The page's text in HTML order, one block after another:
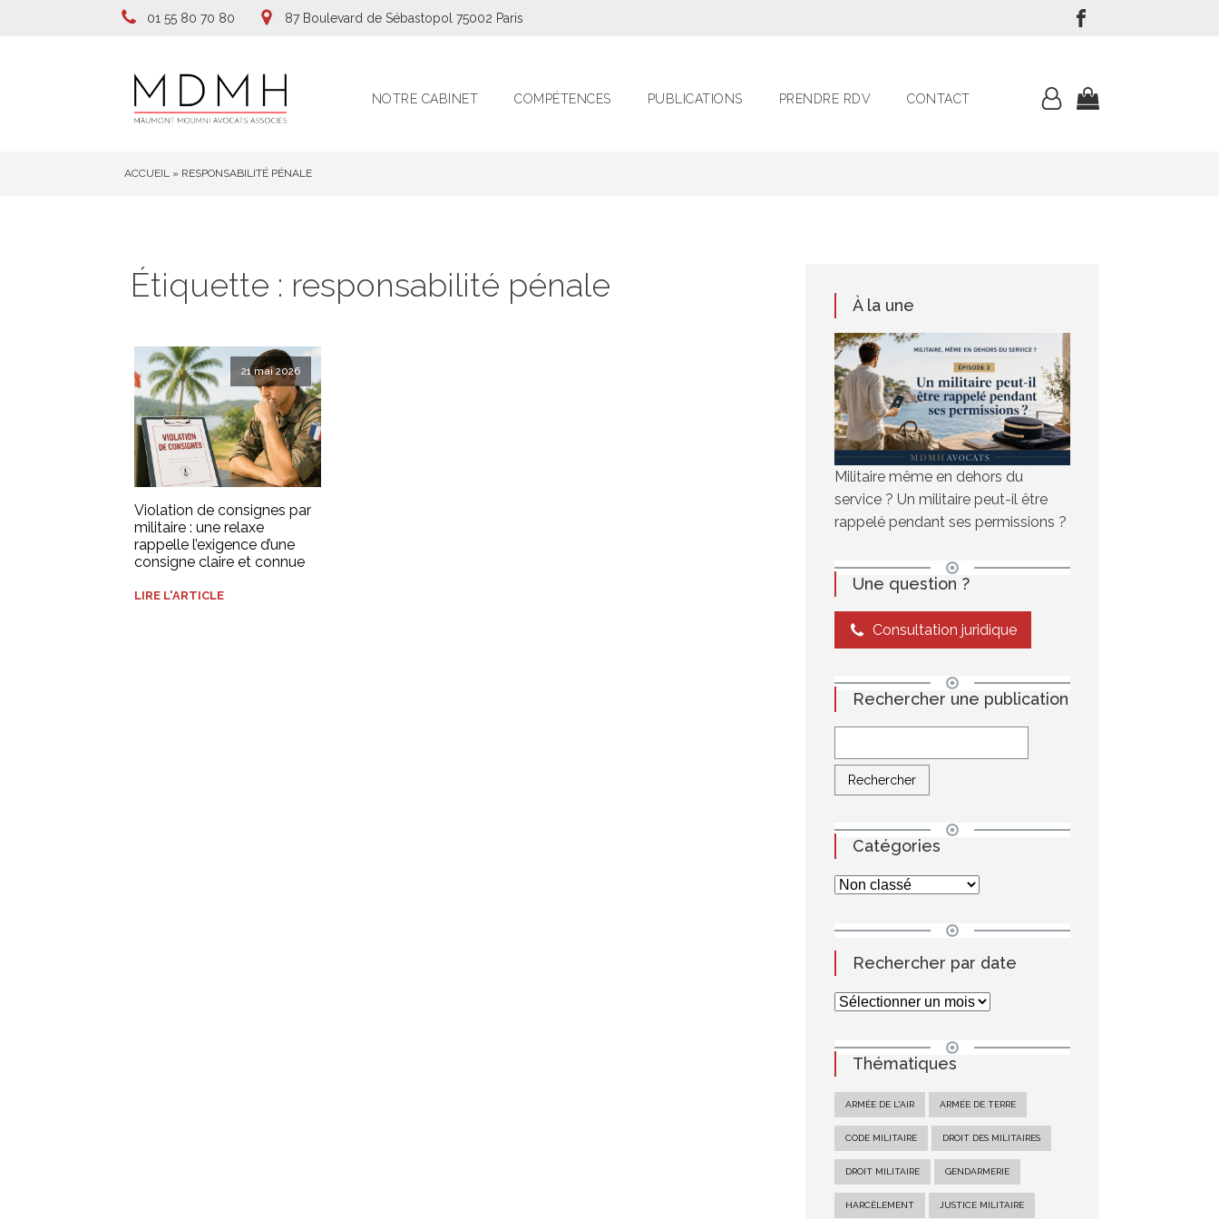
01 55 80 70 80 87 Boulevard de Sébastopol 75002 Paris
NOTRE CABINET COMPÉTENCES PUBLICATIONS PRENDRE RDV CONTACT
ACCUEIL » RESPONSABILITÉ PÉNALE
Étiquette : responsabilité pénale
21 mai 2026
Violation de consignes par
militaire : une relaxe
rappelle l’exigence d’une
consigne claire et connue
LIRE L'ARTICLE
À la une
Militaire même en dehors du
service ? Un militaire peut-il être
rappelé pendant ses permissions ?
Une question ?
Consultation juridique
Rechercher une publication
Catégories
Rechercher par date
Thématiques
ARMÉE DE L'AIR ARMÉE DE TERRE
CODE MILITAIRE DROIT DES MILITAIRES
DROIT MILITAIRE GENDARMERIE
HARCÈLEMENT JUSTICE MILITAIRE